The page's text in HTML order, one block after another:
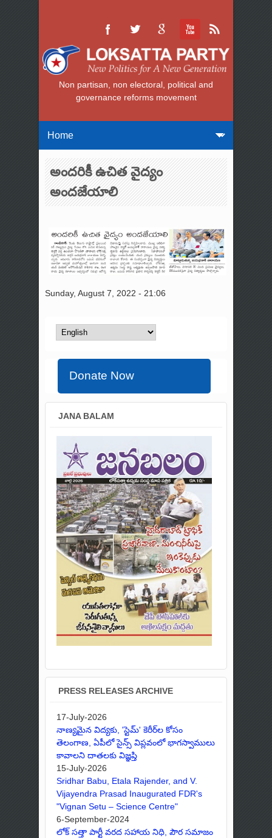
Non partisan, non electoral, political and
governance reforms movement
అందరికీ ఉచిత వైద్యం
అందజేయాలి
Sunday, August 7, 2022 - 21:06
Donate Now
JANA BALAM
PRESS RELEASES ARCHIVE
17-July-2026
నాణ్యమైన విద్యకు, 'స్టెమ్' కెరీర్‌ల కోసం
తెలంగాణ, ఏపీలో సైన్స్ విప్లవంలో భాగస్వాములు
కావాలని దాతలకు విజ్ఞప్తి
15-July-2026
Sridhar Babu, Etala Rajender, and V.
Vijayendra Prasad Inaugurated FDR's
"Vignan Setu – Science Centre"
6-September-2024
లోక్ సత్తా పార్టీ వరద సహాయ నిధి, పౌర సమాజం